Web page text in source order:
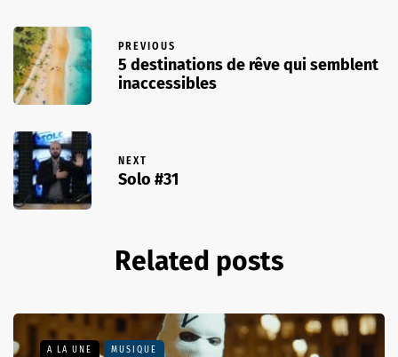
PREVIOUS
5 destinations de rêve qui semblent
inaccessibles
NEXT
Solo #31
Related posts
A LA UNE MUSIQUE